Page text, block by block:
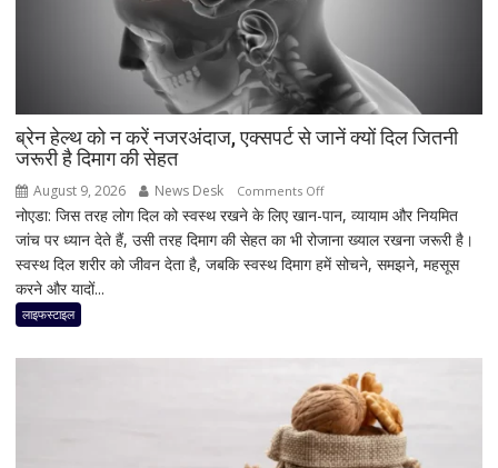
आज
लॉन्च
होगा
नया
Vivo
ब्रेन हेल्थ को न करें नजरअंदाज, एक्सपर्ट से जानें क्यों दिल जितनी
जरूरी है दिमाग की सेहत
August 9, 2026 News Desk Comments Offon
ब्रेन
हेल्थ
को
एक्सपर्ट
से
जानें
क्यों
दिल
नोएडा: जिस तरह लोग दिल को स्वस्थ रखने के लिए खान-पान, व्यायाम और नियमित
जांच पर ध्यान देते हैं, उसी तरह दिमाग की सेहत का भी रोजाना ख्याल रखना जरूरी है।
स्वस्थ दिल शरीर को जीवन देता है, जबकि स्वस्थ दिमाग हमें सोचने, समझने, महसूस
करने और यादों...
लाइफस्टाइल